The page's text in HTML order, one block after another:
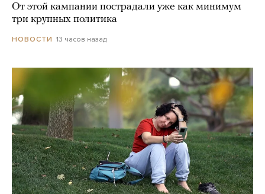
От этой кампании пострадали уже как минимум
три крупных политика
НОВОСТИ 13 часов назад